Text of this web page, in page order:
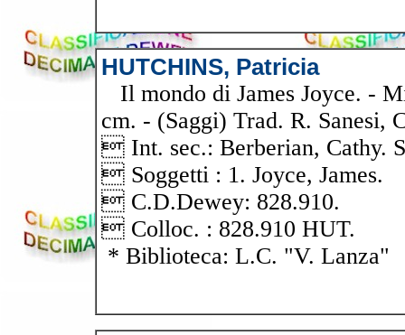
HUTCHINS, Patricia
Il mondo di James Joyce. -
cm. - (Saggi) Trad. R. Sanesi,
 Int. sec.: Berberian, Cathy.
 Soggetti : 1. Joyce, James.
 C.D.Dewey: 828.910.
 Colloc. : 828.910 HUT.
* Biblioteca: L.C. "V. Lanza"